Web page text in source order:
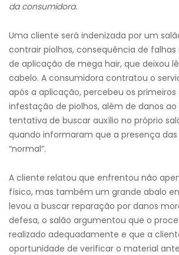
da consumidora.
Uma cliente será indenizada por um
contrair piolhos, consequência de
de aplicação de mega hair, que deixou
cabelo. A consumidora contratou o
após a aplicação, percebeu os primeiros
infestação de piolhos, além de danos
tentativa de buscar auxílio no próprio
quando informaram que a presença das
“normal”.
A cliente relatou que enfrentou não
físico, mas também um grande abalo
levou a buscar reparação por danos
defesa, o salão argumentou que o
realizado adequadamente e que a
oportunidade de verificar o material